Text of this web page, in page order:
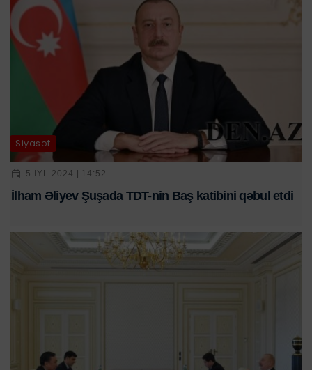
Siyasət
5 IYL 2024 | 14:52
İlham Əliyev Şuşada TDT-nin Baş katibini qəbul etdi